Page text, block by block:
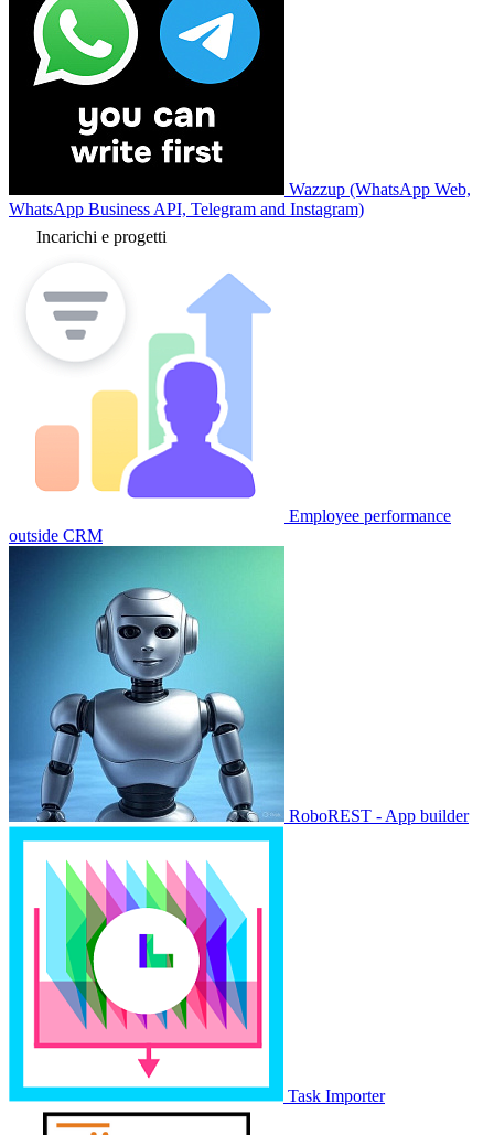
Wazzup (WhatsApp Web,
WhatsApp Business API, Telegram and Instagram)
Incarichi e progetti
Employee performance
outside CRM
RoboREST - App builder
Task Importer